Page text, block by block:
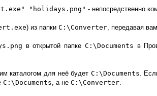
"holidays.png" - непосредственно
) из папки C:\Converter , передавая
в открытой папке C:\Documents в
каталогом для неё будет C:\Documents .
C:\Documents , а не C:\Converter